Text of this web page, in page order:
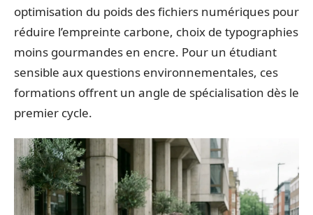
optimisation du poids des fichiers numériques pour
réduire l’empreinte carbone, choix de typographies
moins gourmandes en encre. Pour un étudiant
sensible aux questions environnementales, ces
formations offrent un angle de spécialisation dès le
premier cycle.